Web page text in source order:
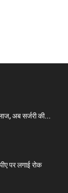
अब सर्जरी की...
पर लगाई रोक